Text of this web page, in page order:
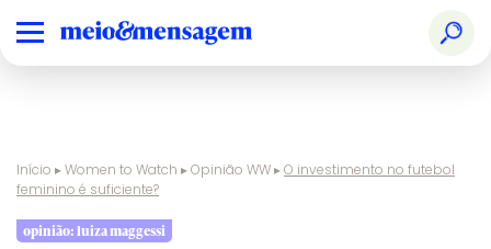
Início ▸Women to Watch ▸Opinião WW▸O investimento no futebol
feminino é suficiente?
opinião: luiza maggessi